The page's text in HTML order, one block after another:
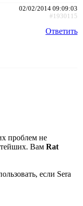
02/02/2014 09:09:03
#1930115
Ответить
проблем не
Вам Rat
если Sera